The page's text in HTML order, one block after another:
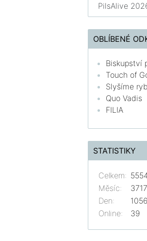
PilsAlive
OBLÍBENÉ
Biskupství
Touch of
Slyšíme
Quo Vadis
FILIA
STATISTIKY
Online: 39
Celkem:
Měsíc:
Den:
1056